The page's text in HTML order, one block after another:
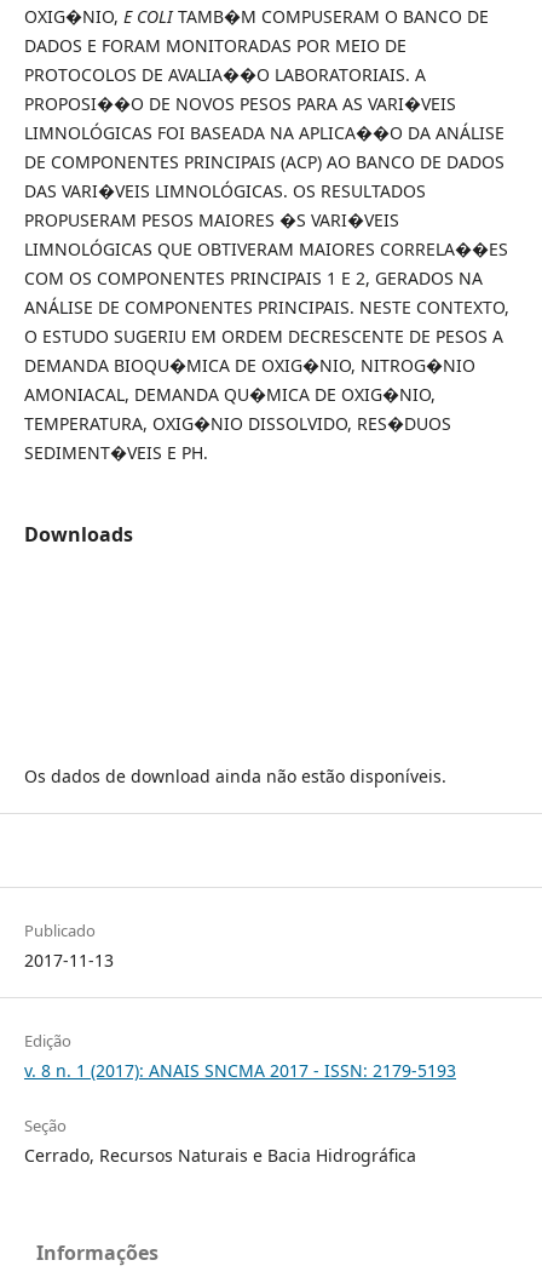
OXIG�NIO, E COLITAMB�M COMPUSERAM O BANCO DE
DADOS E FORAM MONITORADAS POR MEIO DE
PROTOCOLOS DE AVALIA��O LABORATORIAIS. A
PROPOSI��O DE NOVOS PESOS PARA AS VARI�VEIS
LIMNOLÓGICAS FOI BASEADA NA APLICA��O DA ANÁLISE
DE COMPONENTES PRINCIPAIS (ACP) AO BANCO DE DADOS
DAS VARI�VEIS LIMNOLÓGICAS. OS RESULTADOS
PROPUSERAM PESOS MAIORES �S VARI�VEIS
LIMNOLÓGICAS QUE OBTIVERAM MAIORES CORRELA��ES
COM OS COMPONENTES PRINCIPAIS 1 E 2, GERADOS NA
ANÁLISE DE COMPONENTES PRINCIPAIS. NESTE CONTEXTO,
O ESTUDO SUGERIU EM ORDEM DECRESCENTE DE PESOS A
DEMANDA BIOQU�MICA DE OXIG�NIO, NITROG�NIO
AMONIACAL, DEMANDA QU�MICA DE OXIG�NIO,
TEMPERATURA, OXIG�NIO DISSOLVIDO, RES�DUOS
SEDIMENT�VEIS E PH.
Downloads
Os dados de download ainda não estão disponíveis.
Publicado
2017-11-13
Edição
v. 8 n. 1 (2017): ANAIS SNCMA 2017 - ISSN: 2179-5193
Seção
Cerrado, Recursos Naturais e Bacia Hidrográfica
Informações